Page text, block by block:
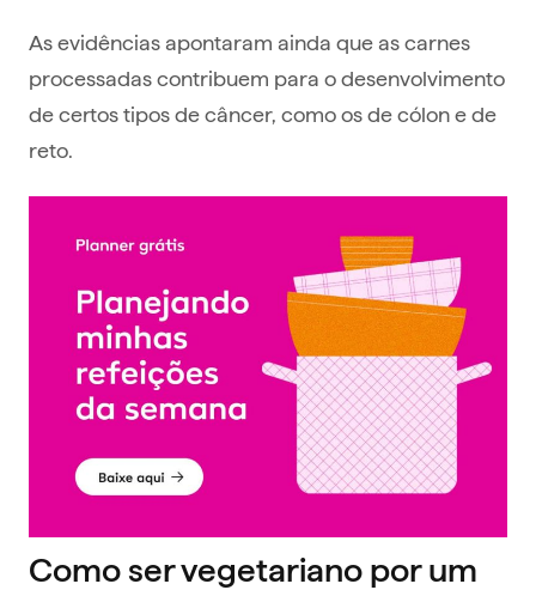
As evidências apontaram ainda que as carnes
processadas contribuem para o desenvolvimento
de certos tipos de câncer, como os de cólon e de
reto.
Como ser vegetariano por um